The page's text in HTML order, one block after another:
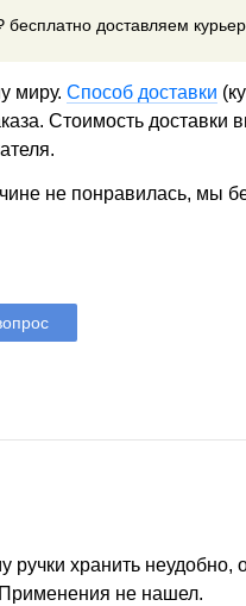
доставляем
миру. Способ доставки
Стоимость доставки
не понравилась, мы
ручки хранить
не нашел.